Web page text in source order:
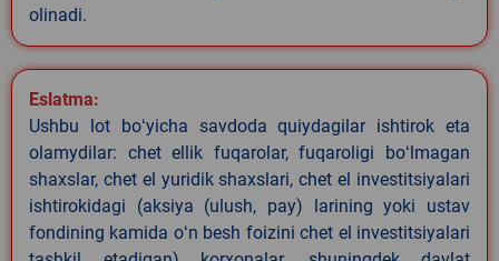
olinadi.
Eslatma:
Ushbu lot boʻyicha savdoda quiydagilar ishtirok eta
olamydilar: chet ellik fuqarolar, fuqaroligi boʻlmagan
shaxslar, chet el yuridik shaxslari, chet el investitsiyalari
ishtirokidagi (aksiya (ulush, pay) larining yoki ustav
fondining kamida oʻn besh foizini chet el investitsiyalari